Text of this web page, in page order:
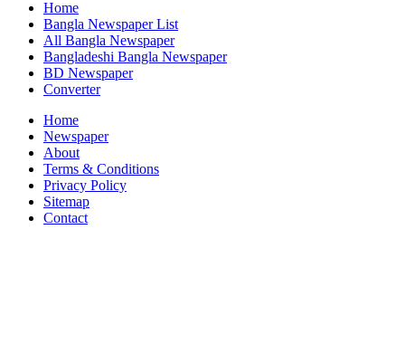
Home
Bangla Newspaper List
All Bangla Newspaper
Bangladeshi Bangla Newspaper
BD Newspaper
Converter
Home
Newspaper
About
Terms & Conditions
Privacy Policy
Sitemap
Contact